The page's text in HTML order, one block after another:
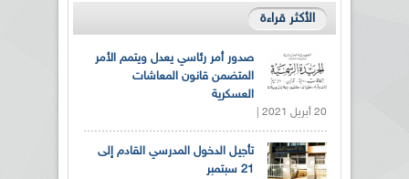
الأكثر قراءة
صدور أمر رئاسي يعدل ويتمم الأمر
المتضمن قانون المعاشات
العسكرية
20 أبريل 2021 |
تأجيل الدخول المدرسي القادم إلى
21 سبتمبر